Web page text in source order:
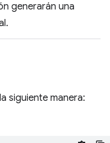
generarán una
siguiente manera: